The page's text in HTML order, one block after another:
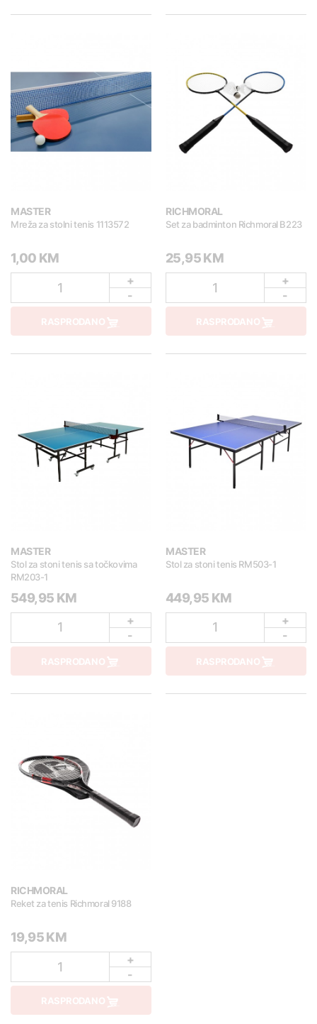
MASTER
Mreža za stolni tenis 1113572
1,00 KM
1
+
-
RASPRODANO
RICHMORAL
Set za badminton Richmoral B223
25,95 KM
1
+
-
RASPRODANO
MASTER
Stol za stoni tenis sa točkovima
RM203-1
549,95 KM
1
+
-
RASPRODANO
MASTER
Stol za stoni tenis RM503-1
449,95 KM
1
+
-
RASPRODANO
RICHMORAL
Reket za tenis Richmoral 9188
19,95 KM
1
+
-
RASPRODANO